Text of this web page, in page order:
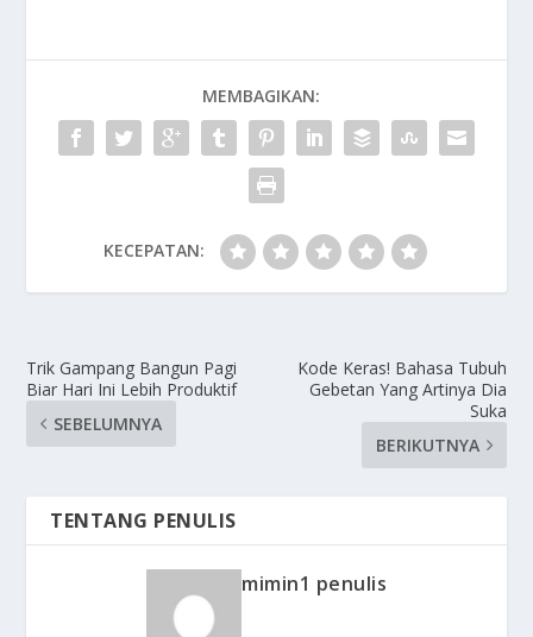
MEMBAGIKAN:
KECEPATAN:
Trik Gampang Bangun Pagi
Biar Hari Ini Lebih Produktif
SEBELUMNYA
Kode Keras! Bahasa Tubuh
Gebetan Yang Artinya Dia
Suka
BERIKUTNYA
TENTANG PENULIS
mimin1 penulis